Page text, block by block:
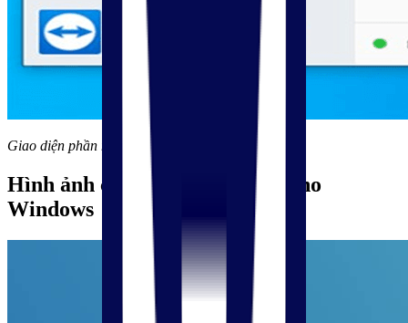
Giao diện phần mềm Teamviewer
Hình ảnh cài đặt
Teamviewer cho
Windows